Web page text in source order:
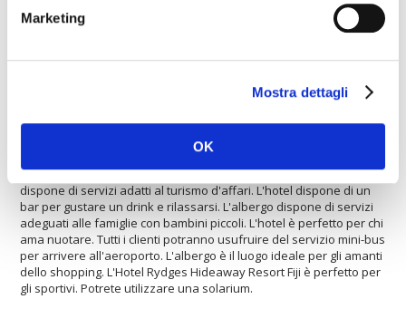
Marketing
Mostra dettagli
OK
Tutti i clienti potranno usufruire del servizio mini-bus per entrare
nel centro città. L'albergo è perfetto per le persone sportive.
possiede un servizio di noleggio auto. A vostra disposizione
condizioni di sicurezza. L'hotel è ideale per ospitare gruppi grandi
animali domestici. Albergo con servizio di aria condizionata. Gli
ospiti hanno a disposizione una lavagna luminosa per sostenere
al meglio le riunioni, ecc. Gli ospiti hanno a disposizione un
proiettore per sostenere al meglio le riunioni, ecc. L'albergo
dispone di servizi adatti al turismo d'affari. L'hotel dispone di un
bar per gustare un drink e rilassarsi. L'albergo dispone di servizi
adeguati alle famiglie con bambini piccoli. L'hotel è perfetto per chi
ama nuotare. Tutti i clienti potranno usufruire del servizio mini-bus
per arrivere all'aeroporto. L'albergo è il luogo ideale per gli amanti
dello shopping. L'Hotel Rydges Hideaway Resort Fiji è perfetto per
gli sportivi. Potrete utilizzare una solarium.